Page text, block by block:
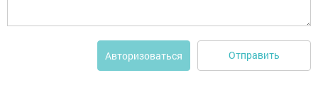
Авторизоваться Отправить